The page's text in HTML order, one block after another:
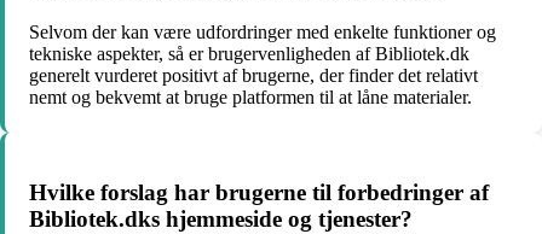
Selvom der kan være udfordringer med enkelte funktioner og
tekniske aspekter, så er brugervenligheden af Bibliotek.dk
generelt vurderet positivt af brugerne, der finder det relativt
nemt og bekvemt at bruge platformen til at låne materialer.
Hvilke forslag har brugerne til forbedringer af
Bibliotek.dks hjemmeside og tjenester?